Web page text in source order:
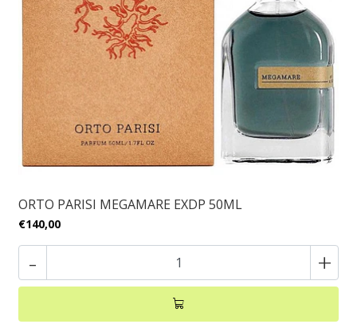
ORTO PARISI MEGAMARE EXDP 50ML
€140,00
- +